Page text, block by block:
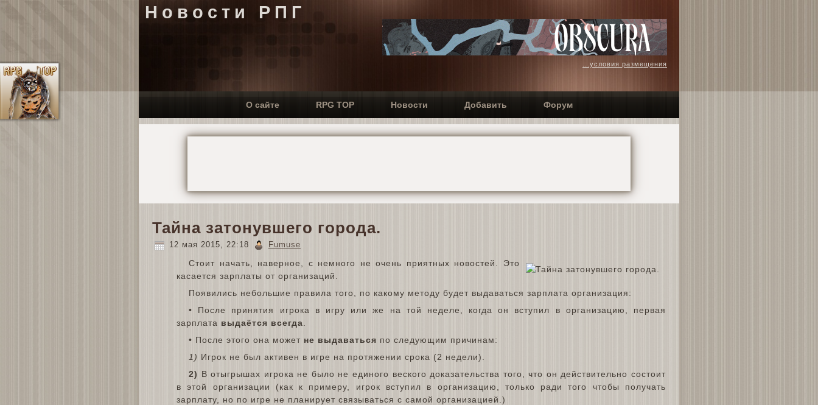
Новости РПГ
...условия размещения
О сайте RPG TOP Новости Добавить Форум
Тайна затонувшего города.
12 мая 2015, 22:18 Fumuse
Стоит начать, наверное, с немного не очень приятных новостей. Это
касается зарплаты от организаций.
Появились небольшие правила того, по какому методу будет выдаваться зарплата организация:
• После принятия игрока в игру или же на той неделе, когда он вступил в организацию, первая
зарплата выдаётся всегда
• После этого она может не выдаваться по следующим причинам:
1) Игрок не был активен в игре на протяжении срока (2 недели).
2) В отыгрышах игрока не было не единого веского доказательства того, что он действительно состоит
в этой организации (как к примеру, игрок вступил в организацию, только ради того чтобы получать
зарплату, но по игре не планирует связываться с самой организацией.)